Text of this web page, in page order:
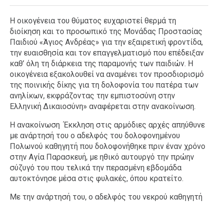
Η οικογένεια του θύματος ευχαριστεί θερμά τη
διοίκηση και το προσωπικό της Μονάδας Προστασίας
Παιδιού «Άγιος Ανδρέας» για την εξαιρετική φροντίδα,
την ευαισθησία και τον επαγγελματισμό που επέδειξαν
καθ’ όλη τη διάρκεια της παραμονής των παιδιών. Η
οικογένεια εξακολουθεί να αναμένει τον προσδιορισμό
της ποινικής δίκης για τη δολοφονία του πατέρα των
ανηλίκων, εκφράζοντας την εμπιστοσύνη στην
Ελληνική Δικαιοσύνη» αναφέρεται στην ανακοίνωση.
Η ανακοίνωση Έκκληση στις αρμόδιες αρχές απηύθυνε
με ανάρτησή του ο αδελφός του δολοφονημένου
Πολωνού καθηγητή που δολοφονήθηκε πριν έναν χρόνο
στην Αγία Παρασκευή, με ηθικό αυτουργό την πρώην
σύζυγό του που τελικά την περασμένη εβδομάδα
αυτοκτόνησε μέσα στις φυλακές, όπου κρατείτο.
Με την ανάρτησή του, ο αδελφός του νεκρού καθηγητή